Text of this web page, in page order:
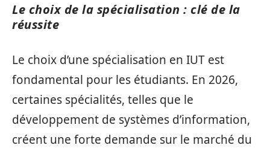
Le choix de la spécialisation : clé de la
réussite
Le choix d’une spécialisation en IUT est
fondamental pour les étudiants. En 2026,
certaines spécialités, telles que le
développement de systèmes d’information,
créent une forte demande sur le marché du